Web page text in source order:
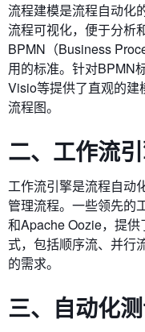
流程建模是流程自动化
流程可视化，便于分析
BPMN（Business
用的标准。针对BPMN
Visio等提供了直观的建
流程图。
二、工作流
工作流引擎是流程自动
管理流程。一些领先的
和Apache Oozie，提
式，包括顺序流、并行
的需求。
三、自动化